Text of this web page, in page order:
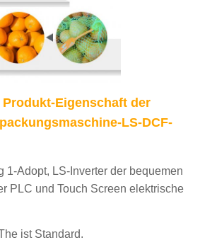
Produkt-Eigenschaft der
LS-DCF-
1-Adopt, LS-Inverter der bequemen
PLC und Touch Screen elektrische
ist Standard.